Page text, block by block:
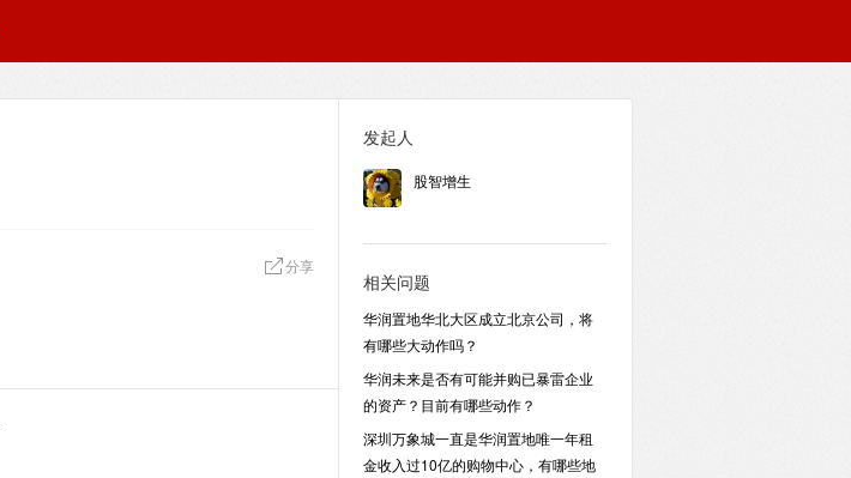
分享
发起人
股智增生
相关问题
华润置地华北大区成立北京公司，将
有哪些大动作吗？
华润未来是否有可能并购已暴雷企业
的资产？目前有哪些动作？
深圳万象城一直是华润置地唯一年租
金收入过10亿的购物中心，有哪些地